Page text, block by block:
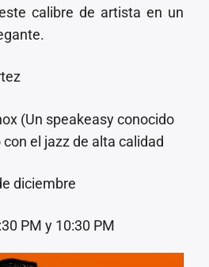
calibre de artista en un
(Un speakeasy conocido
el jazz de alta calidad
diciembre
PM y 10:30 PM